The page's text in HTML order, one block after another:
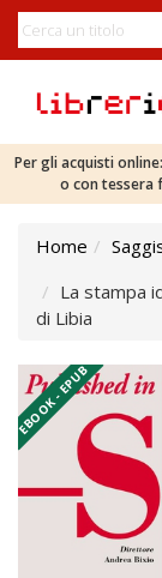
Per gli acquisti
o con tessera
Home
La stampa
di Libia
EBOOK - EPUB